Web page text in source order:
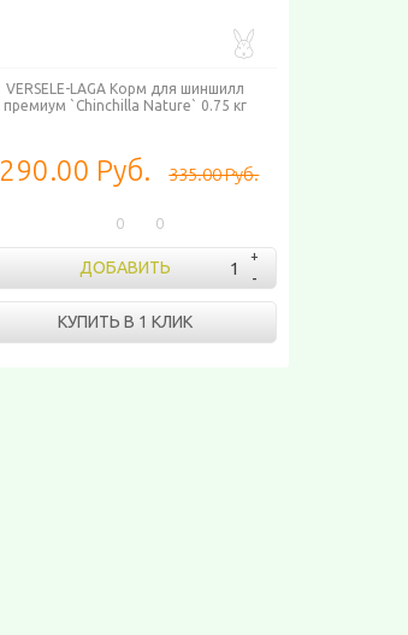
VERSELE-LAGA Корм для шиншилл
премиум `Chinchilla Nature` 0.75 кг
290.00 Руб. 335.00 Руб.
0 0
ДОБАВИТЬ
КУПИТЬ В 1 КЛИК